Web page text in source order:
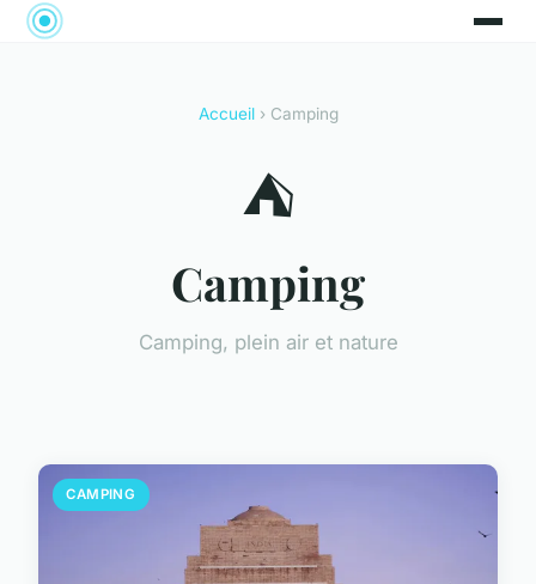
Accueil› Camping
⛺
Camping
Camping, plein air et nature
CAMPING